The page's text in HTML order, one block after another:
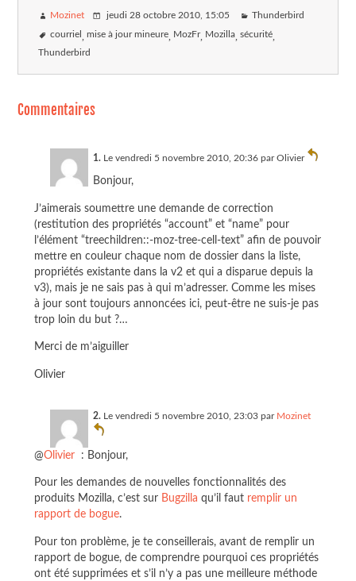
Mozinet jeudi 28 octobre 2010, 15:05 Thunderbird
courriel mise à jour mineure MozFr Mozilla sécurité
Thunderbird
Commentaires
1.Le vendredi 5 novembre 2010, 20:36 parOlivier
Bonjour,
J’aimerais soumettre une demande de correction
(restitution des propriétés “account” et “name” pour
l’élément “treechildren::-moz-tree-cell-text” afin de pouvoir
mettre en couleur chaque nom de dossier dans la liste,
propriétés existante dans la v2 et qui a disparue depuis la
v3), mais je ne sais pas à qui m’adresser. Comme les mises
à jour sont toujours annoncées ici, peut-être ne suis-je pas
trop loin du but ?…
Merci de m’aiguiller
Olivier
2.Le vendredi 5 novembre 2010, 23:03 par Mozinet
@Olivier: Bonjour,
Pour les demandes de nouvelles fonctionnalités des
produits Mozilla, c’est sur Bugzilla qu’il faut remplir un
rapport de bogue.
Pour ton problème, je te conseillerais, avant de remplir un
rapport de bogue, de comprendre pourquoi ces propriétés
ont été supprimées et s’il n’y a pas une meilleure méthode